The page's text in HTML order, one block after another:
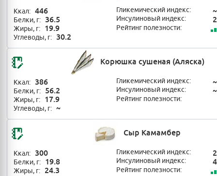
Ккал: 446
Белки, г: 36.5
Жиры, г: 19.9
Углеводы, г: 30.2
Гликемический индекс: ~
Инсулиновый индекс:
Рейтинг полезности:
Корюшка сушеная (Аляска)
Ккал: 386
Белки, г: 56.2
Жиры, г: 17.9
Углеводы, г: ~
Гликемический индекс: ~
Инсулиновый индекс: ~
Рейтинг полезности:
Сыр Камамбер
Ккал: 300
Белки, г: 19.8
Жиры, г: 24.3
Гликемический индекс:
Инсулиновый индекс:
Рейтинг полезности: